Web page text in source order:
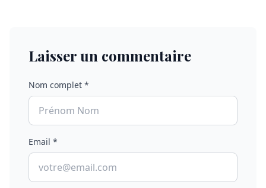
Laisser un commentaire
Nom complet *
Email *